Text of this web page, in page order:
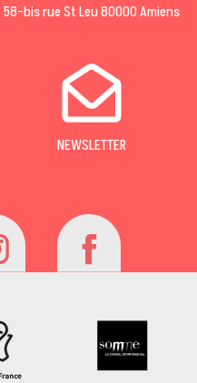
58-bis rue St Leu 80000 Amiens
NEWSLETTER